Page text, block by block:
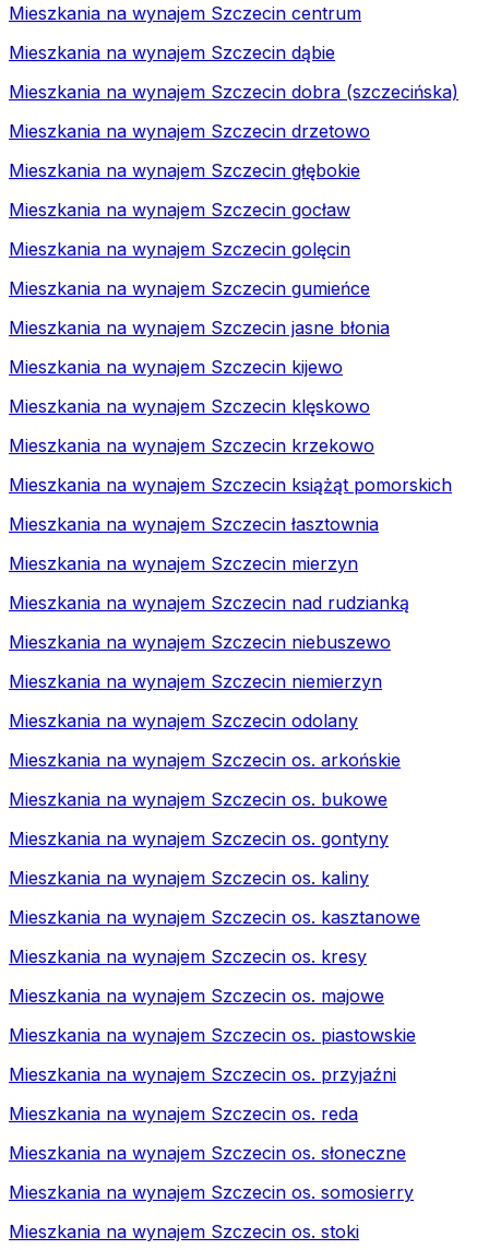
Mieszkania na wynajem Szczecin centrum
Mieszkania na wynajem Szczecin dąbie
Mieszkania na wynajem Szczecin dobra (szczecińska)
Mieszkania na wynajem Szczecin drzetowo
Mieszkania na wynajem Szczecin głębokie
Mieszkania na wynajem Szczecin gocław
Mieszkania na wynajem Szczecin golęcin
Mieszkania na wynajem Szczecin gumieńce
Mieszkania na wynajem Szczecin jasne błonia
Mieszkania na wynajem Szczecin kijewo
Mieszkania na wynajem Szczecin klęskowo
Mieszkania na wynajem Szczecin krzekowo
Mieszkania na wynajem Szczecin książąt pomorskich
Mieszkania na wynajem Szczecin łasztownia
Mieszkania na wynajem Szczecin mierzyn
Mieszkania na wynajem Szczecin nad rudzianką
Mieszkania na wynajem Szczecin niebuszewo
Mieszkania na wynajem Szczecin niemierzyn
Mieszkania na wynajem Szczecin odolany
Mieszkania na wynajem Szczecin os. arkońskie
Mieszkania na wynajem Szczecin os. bukowe
Mieszkania na wynajem Szczecin os. gontyny
Mieszkania na wynajem Szczecin os. kaliny
Mieszkania na wynajem Szczecin os. kasztanowe
Mieszkania na wynajem Szczecin os. kresy
Mieszkania na wynajem Szczecin os. majowe
Mieszkania na wynajem Szczecin os. piastowskie
Mieszkania na wynajem Szczecin os. przyjaźni
Mieszkania na wynajem Szczecin os. reda
Mieszkania na wynajem Szczecin os. słoneczne
Mieszkania na wynajem Szczecin os. somosierry
Mieszkania na wynajem Szczecin os. stoki